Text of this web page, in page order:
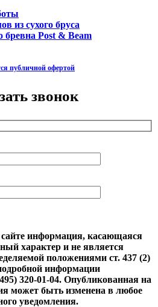
из сухого бруса
бревна Post & Beam
публичной офертой
звонок
информация, касающаяся
характер и не является
положениями ст. 437 (2)
информации
320-01-04. Опубликованная на
может быть изменена в любое
уведомления.